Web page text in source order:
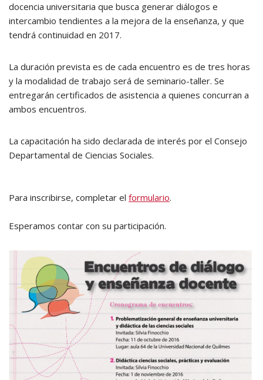
docencia universitaria que busca generar diálogos e
intercambio tendientes a la mejora de la enseñanza, y que
tendrá continuidad en 2017.
La duración prevista es de cada encuentro es de tres horas
y la modalidad de trabajo será de seminario-taller. Se
entregarán certificados de asistencia a quienes concurran a
ambos encuentros.
La capacitación ha sido declarada de interés por el Consejo
Departamental de Ciencias Sociales.
Para inscribirse, completar el formulario.
Esperamos contar con su participación.